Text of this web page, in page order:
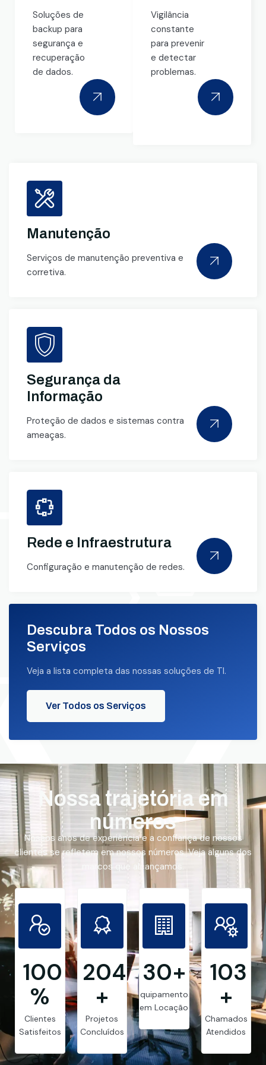
Soluções de
backup para
segurança e
recuperação
de dados.
Vigilância
constante
para prevenir
e detectar
problemas.
Manutenção
Serviços de manutenção preventiva e
corretiva.
Segurança da
Informação
Proteção de dados e sistemas contra
ameaças.
Rede e Infraestrutura
Configuração e manutenção de redes.
Descubra Todos os Nossos
Serviços
Veja a lista completa das nossas soluções de TI.
Ver Todos os Serviços
Nossa trajetória em
números
Nossos anos de experiência e a confiança de nossos
clientes se refletem em nossos números. Veja alguns dos
marcos que alcançamos.
99.8
%
Clientes
Satisfeitos
205
+
Projetos
Concluídos
30+
Equipamentos
em Locação
103
+
Chamados
Atendidos